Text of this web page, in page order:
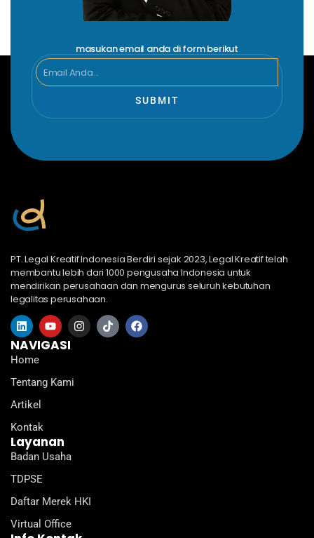
masukan email anda di form berikut
Email
SUBMIT
PT. Legal Kreatif Indonesia Berdiri sejak 2023, Legal Kreatif telah
membantu lebih dari 1000 pengusaha Indonesia untuk
mendirikan perusahaan dan mengurus seluruh kebutuhan
legalitas perusahaan.
L
i
n
k
e
i
n
Y
o
u
t
b
e
I
n
T
i
F
a
NAVIGASI
Home
Tentang Kami
Artikel
Kontak
Layanan
Badan Usaha
TDPSE
Daftar Merek HKI
Virtual Office